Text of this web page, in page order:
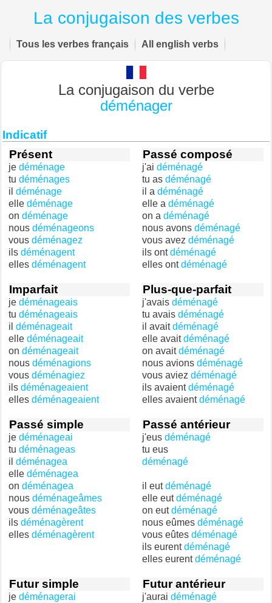
La conjugaison des verbes
Tous les verbes français All english verbs
La conjugaison du verbe
déménager
Indicatif
Présent
je déménage
tu déménages
il déménage
elle déménage
on déménage
nous déménageons
vous déménagez
ils déménagent
elles déménagent
Passé composé
j'ai déménagé
tu as déménagé
il a déménagé
elle a déménagé
on a déménagé
nous avons déménagé
vous avez déménagé
ils ontdéménagé
elles ontdéménagé
Imparfait
je déménageais
tu déménageais
il déménageait
elle déménageait
on déménageait
nous déménagions
vous déménagiez
ils déménageaient
elles déménageaient
Plus-que-parfait
j'avais déménagé
tu avais déménagé
il avaitdéménagé
elle avaitdéménagé
on avaitdéménagé
nous avions déménagé
vous aviez déménagé
ils avaientdéménagé
elles avaientdéménagé
Passé simple
je déménageai
tu déménageas
il déménagea
elle déménagea
on déménagea
nous déménageâmes
vous déménageâtes
ils déménagèrent
elles déménagèrent
Passé antérieur
j'eus déménagé
tu eus
déménagé
il eutdéménagé
elle eutdéménagé
on eutdéménagé
nous eûmes déménagé
vous eûtes déménagé
ils eurentdéménagé
elles eurentdéménagé
Futur simple
je déménagerai
Futur antérieur
j'aurai déménagé